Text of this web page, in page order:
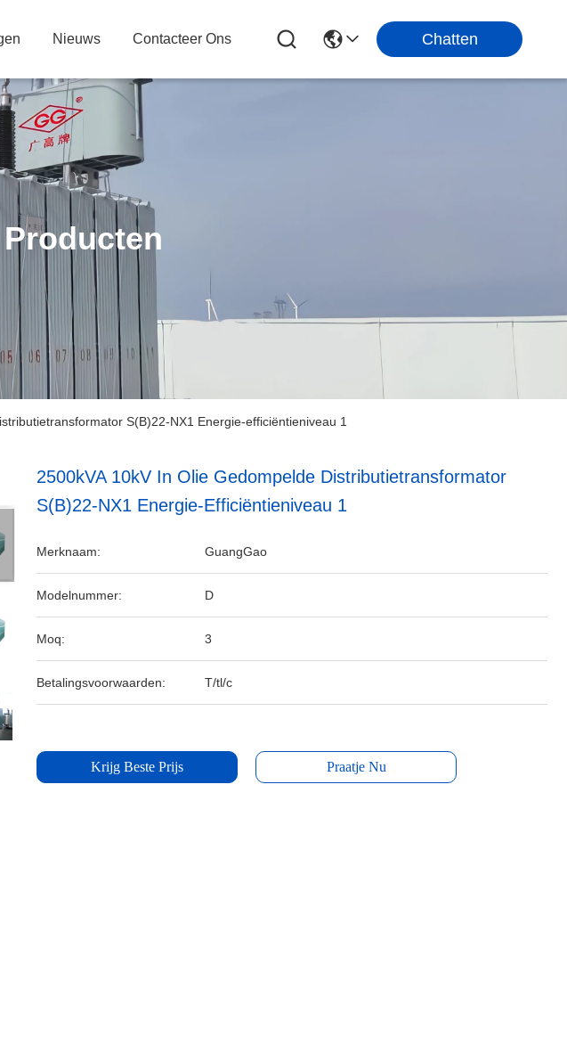
Nieuws Contacteer Ons Chatten
S(B)22-NX1 Energie-efficiëntieniveau 1
2500kVA 10kV In Olie Gedompelde Distributietransformator
S(B)22-NX1 Energie-Efficiëntieniveau 1
Merknaam: GuangGao
Modelnummer: D
Moq: 3
Betalingsvoorwaarden: T/tl/c
Krijg Beste Prijs Praatje Nu